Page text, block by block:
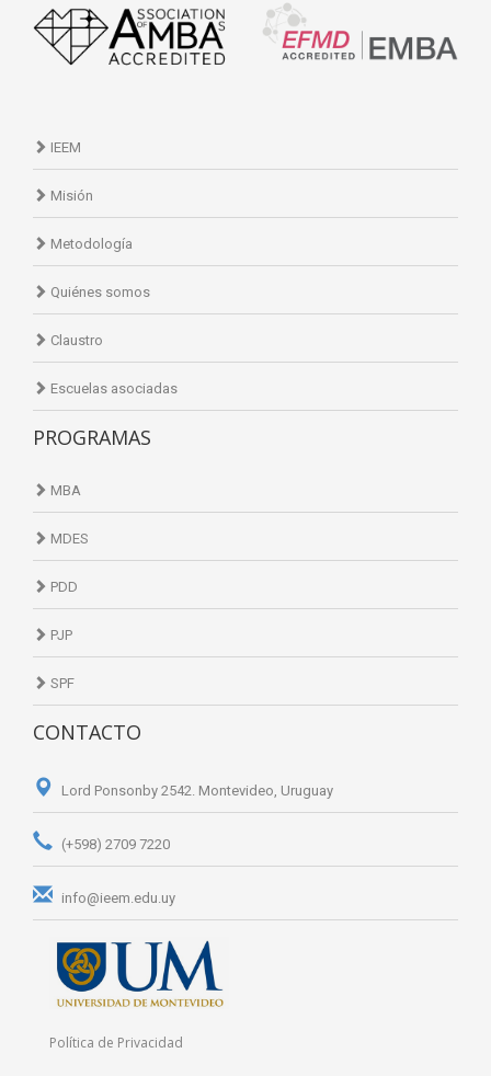
IEEM
Misión
Metodología
Quiénes somos
Claustro
Escuelas asociadas
PROGRAMAS
MBA
MDES
PDD
PJP
SPF
CONTACTO
Lord Ponsonby 2542. Montevideo, Uruguay
(+598) 2709 7220
info@ieem.edu.uy
Política de Privacidad